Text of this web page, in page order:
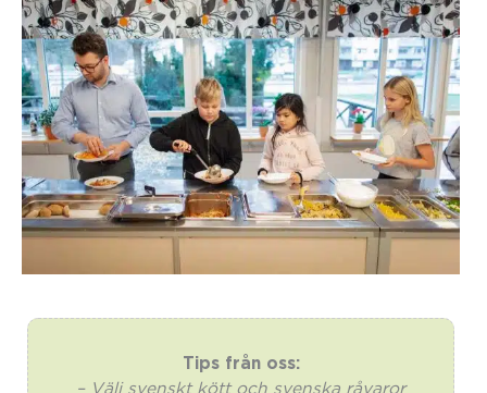
Tips från oss:
– Välj svenskt kött och svenska råvaror